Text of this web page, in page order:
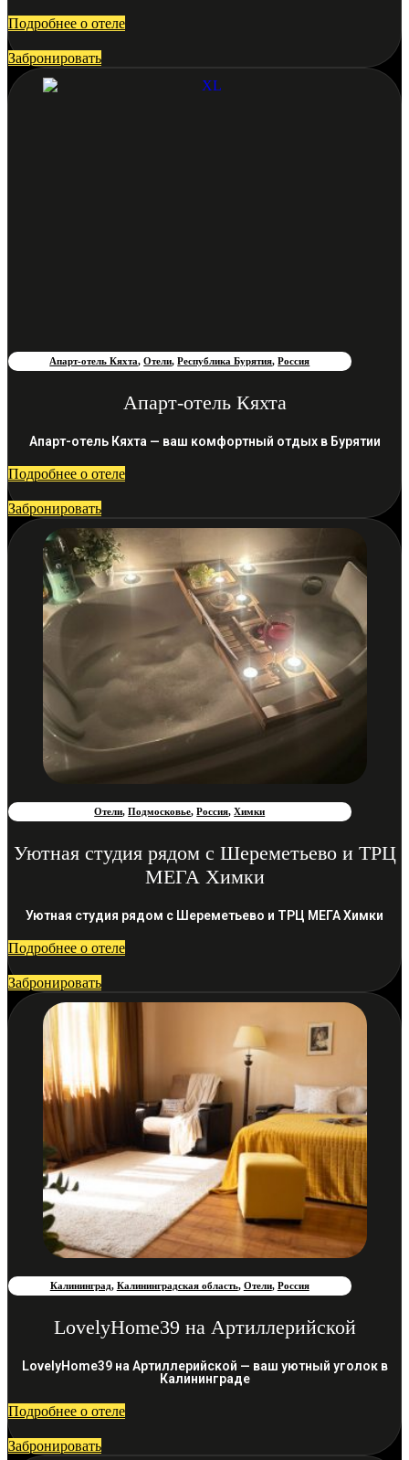
Подробнее о отеле
Забронировать
Апарт-отель Кяхта,Отели,Республика Бурятия,Россия
Апарт-отель Кяхта
Апарт-отель Кяхта — ваш комфортный отдых в Бурятии
Подробнее о отеле
Забронировать
Отели,Подмосковье,Россия,Химки
Уютная студия рядом с Шереметьево и ТРЦ
МЕГА Химки
Уютная студия рядом с Шереметьево и ТРЦ МЕГА Химки
Подробнее о отеле
Забронировать
Калининград, Калининградская область, Отели, Россия
LovelyHome39 на Артиллерийской
LovelyHome39 на Артиллерийской — ваш уютный уголок в
Калининграде
Подробнее о отеле
Забронировать